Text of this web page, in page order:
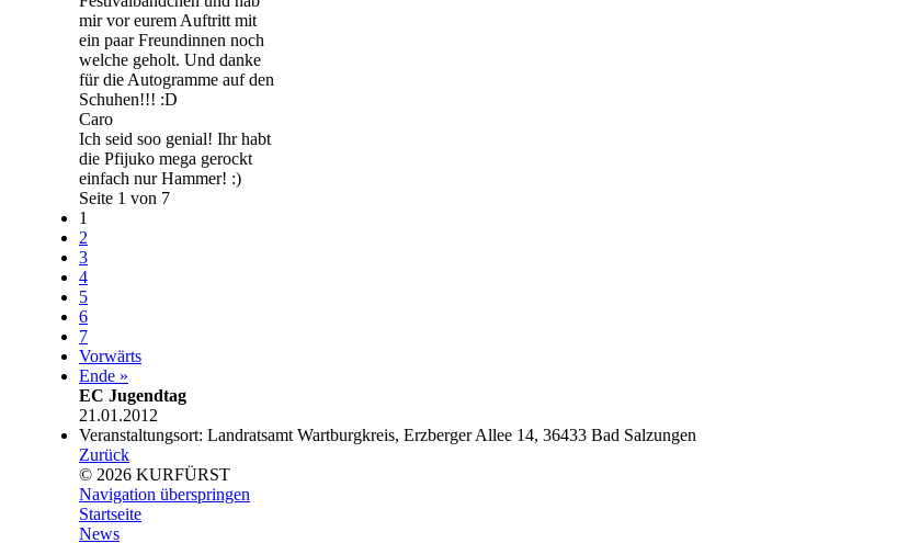
mir vor eurem Auftritt mit
ein paar Freundinnen noch
welche geholt. Und danke
für die Autogramme auf den
Schuhen!!! :D
Caro
Ich seid soo genial! Ihr habt
die Pfijuko mega gerockt
einfach nur Hammer! :)
Seite 1 von 7
1
2
3
4
5
6
7
Vorwärts
Ende »
EC Jugendtag
21.01.2012
Veranstaltungsort: Landratsamt Wartburgkreis, Erzberger Allee 14, 36433 Bad Salzungen
Zurück
© 2026 KURFÜRST
Navigation überspringen
Startseite
News